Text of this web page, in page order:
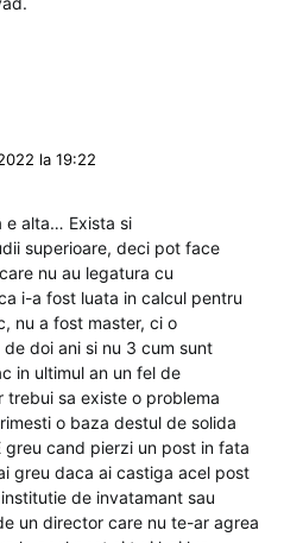
la 19:22
e alta… Exista si
superioare, deci pot face
nu au legatura cu
i-a fost luata in calcul pentru
nu a fost master, ci o
doi ani si nu 3 cum sunt
in ultimul an un fel de
trebui sa existe o problema
o baza destul de solida
cand pierzi un post in fata
greu daca ai castiga acel post
de invatamant sau
un director care nu te-ar agrea